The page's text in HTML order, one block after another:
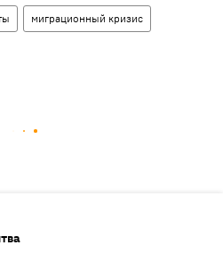
миграционный кризис